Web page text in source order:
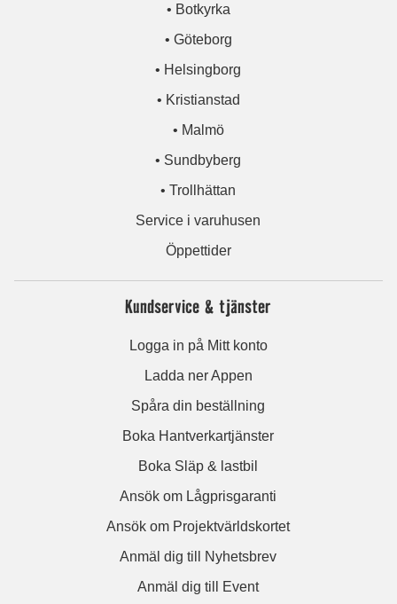
• Botkyrka
• Göteborg
• Helsingborg
• Kristianstad
• Malmö
• Sundbyberg
• Trollhättan
Service i varuhusen
Öppettider
Kundservice & tjänster
Logga in på Mitt konto
Ladda ner Appen
Spåra din beställning
Boka Hantverkartjänster
Boka Släp & lastbil
Ansök om Lågprisgaranti
Ansök om Projektvärldskortet
Anmäl dig till Nyhetsbrev
Anmäl dig till Event